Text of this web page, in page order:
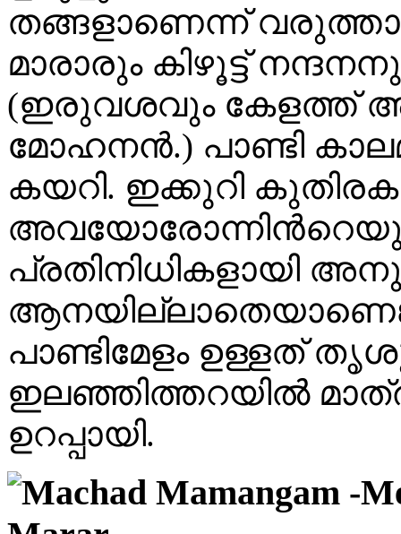
തങ്ങളാണെന്ന്
മാരാരും കിഴൂട്ട്
(ഇരുവശവും കേളത്ത്
മോഹനൻ.) പാണ്ടി
കയറി. ഇക്കുറി
അവയോരോന്നിൻറെയും
പ്രതിനിധികളായി
പാണ്ടിമേളം ഉള്ളത്
ഇലഞ്ഞിത്തറയിൽ
ഉറപ്പായി.